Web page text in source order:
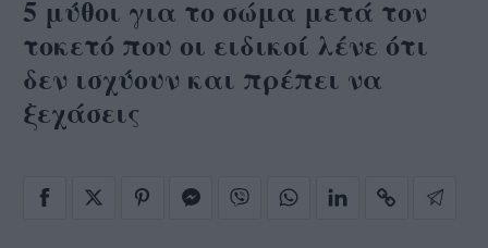
5 μύθοι για το σώμα μετά τον
τοκετό που οι ειδικοί λένε ότι
δεν ισχύουν και πρέπει να
ξεχάσεις